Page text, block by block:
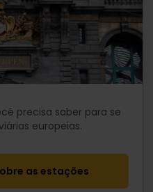
precisa saber para se
europeias.
as estações